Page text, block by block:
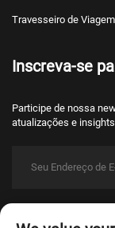
Travesseiro de Viagem
Inscreva-se
Participe de nossa
atualizações e